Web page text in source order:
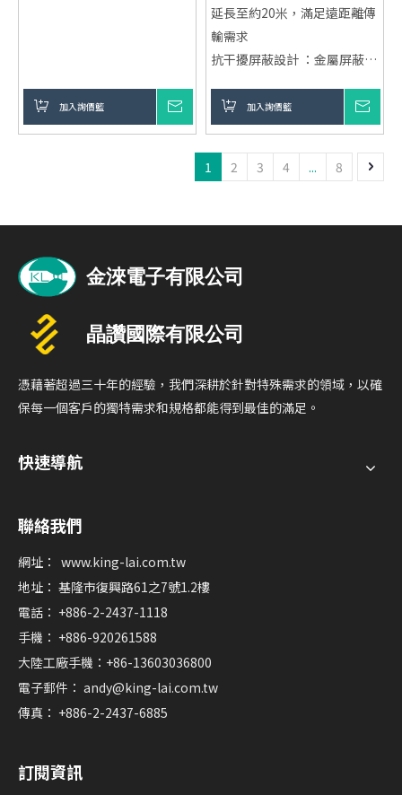
加入詢價籃
延長至約20米，滿足遠距離傳
輸需求
抗干擾屏蔽設計 ：金屬屏蔽結
即插即用便利 ：無需設定，快
速完成設備連接
耐用結構設計 ：加厚PCB與一
體化焊接，提升使用壽命
加入詢價籃
1 2 3 4 ... 8
憑藉著超過三十年的經驗，我們深耕於針對特殊需求的領域，以確
保每一個客戶的獨特需求和規格都能得到最佳的滿足。
快速導航
聯絡我們
網址： www.king-lai.com.tw
地址： 基隆市復興路61之7號1.2樓
電話： +886-2-2437-1118
手機： +886-920261588
大陸工廠手機：+86-13603036800
電子郵件： andy@king-lai.com.tw
傳真： +886-2-2437-6885
訂閱資訊